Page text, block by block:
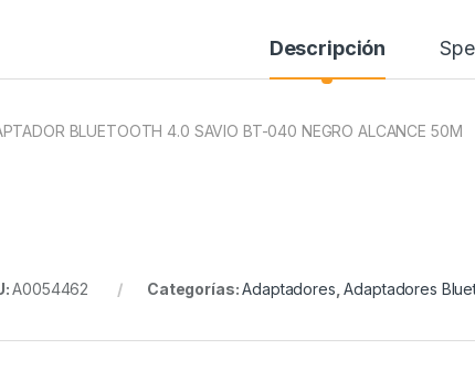
Descripción
BLUETOOTH 4.0 SAVIO BT-040 NEGRO ALCANCE 50M
A0054462 Categorías:Adaptadores ,Adaptadores